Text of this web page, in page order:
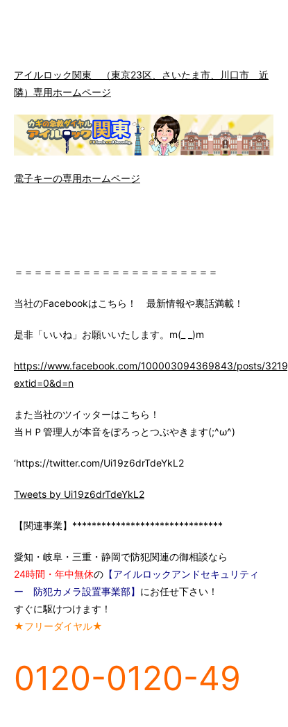
アイルロック関東 （東京23区、さいたま市、川口市 近
隣）専用ホームページ
電子キーの専用ホームページ
＝＝＝＝＝＝＝＝＝＝＝＝＝＝＝＝＝＝＝＝＝
当社のFacebookはこちら！ 最新情報や裏話満載！
是非「いいね」お願いいたします。m(_ _)m
https://www.facebook.com/100003094369843/posts/
extid=0&d=n
また当社のツイッターはこちら！
当ＨＰ管理人が本音をぽろっとつぶやきます(;^ω^)
‘https://twitter.com/Ui19z6drTdeYkL2
Tweets by Ui19z6drTdeYkL2
【関連事業】*******************************
愛知・岐阜・三重・静岡で防犯関連の御相談なら
24時間・年中無休の 【アイルロックアンドセキュリティ
ー 防犯カメラ設置事業部】 にお任せ下さい！
すぐに駆けつけます！
★フリーダイヤル★
0120-0120-49